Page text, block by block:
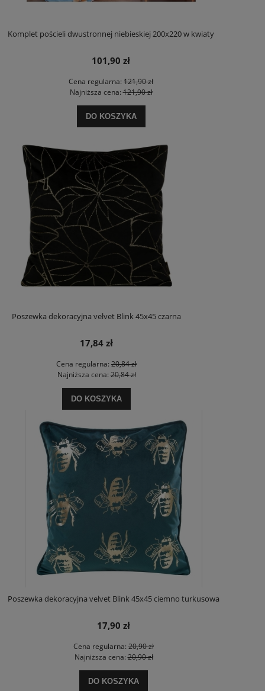
Komplet pościeli dwustronnej niebieskiej 200x220 w kwiaty
101,90 zł
Cena regularna: 121,90 zł
Najniższa cena:121,90 zł
DO KOSZYKA
Poszewka dekoracyjna velvet Blink 45x45 czarna
17,84 zł
Cena regularna: 20,84 zł
Najniższa cena:20,84 zł
DO KOSZYKA
Poszewka dekoracyjna velvet Blink 45x45 ciemno turkusowa
17,90 zł
Cena regularna: 20,90 zł
Najniższa cena:20,90 zł
DO KOSZYKA